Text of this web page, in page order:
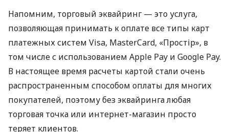
Напомним, торговый эквайринг — это услуга,
позволяющая принимать к оплате все типы карт
платежных систем Visa, MasterCard, «Простір», в
том числе с использованием Apple Pay и Google Pay.
В настоящее время расчеты картой стали очень
распространенным способом оплаты для многих
покупателей, поэтому без эквайринга любая
торговая точка или интернет-магазин просто
теряет клиентов.